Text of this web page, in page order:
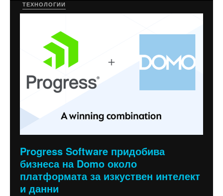
ТЕХНОЛОГИИ
Progress Software придобива
бизнеса на Domo около
платформата за изкуствен интелект
и данни